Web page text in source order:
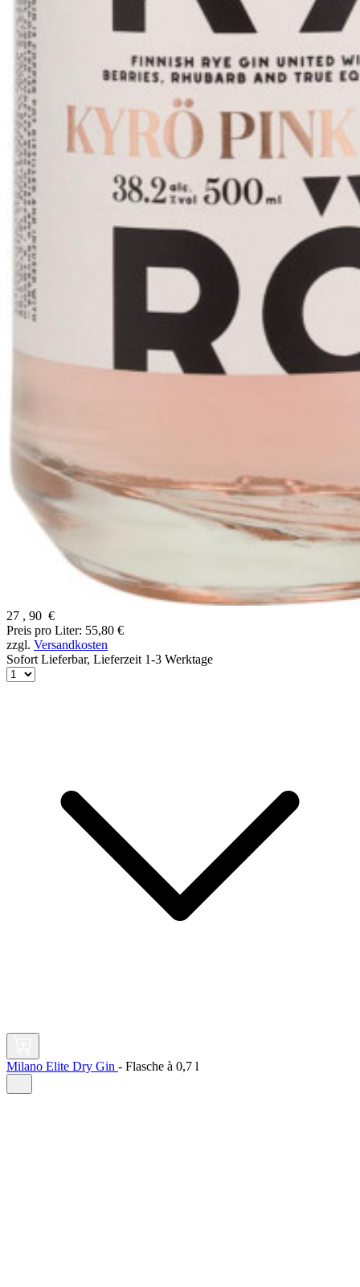
27 , 90 €
Preis pro Liter: 55,80 €
zzgl. Versandkosten
Sofort Lieferbar, Lieferzeit 1-3 Werktage
Milano Elite Dry Gin - Flasche à 0,7 l